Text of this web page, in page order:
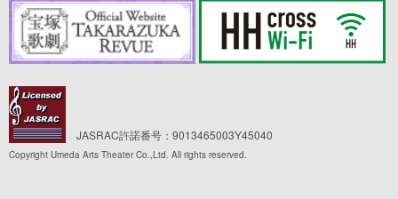
JASRAC許諾番号：9013465003Y45040
Copyright Umeda Arts Theater Co.,Ltd. All rights reserved.